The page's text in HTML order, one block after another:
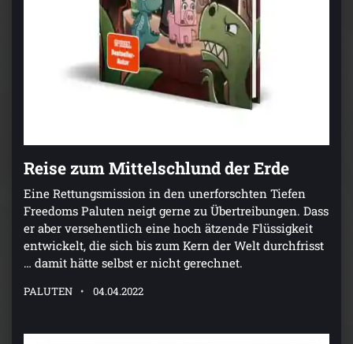
Reise zum Mittelschlund der Erde
Eine Rettungsmission in den unerforschten Tiefen
Freedoms Paluten neigt gerne zu Übertreibungen. Dass
er aber versehentlich eine hoch ätzende Flüssigkeit
entwickelt, die sich bis zum Kern der Welt durchfrisst
… damit hätte selbst er nicht gerechnet.
PALUTEN 04.04.2022